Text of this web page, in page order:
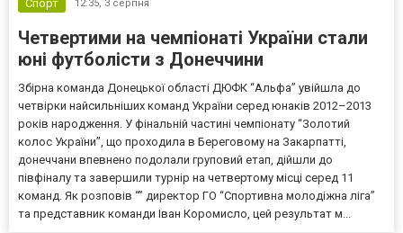
Спорт 12:35, 3 серпня
Четвертими на чемпіонаті України стали
юні футболісти з Донеччини
Збірна команда Донецької області ДЮФК “Альфа” увійшла до
четвірки найсильніших команд України серед юнаків 2012–2013
років народження. У фінальній частині чемпіонату “Золотий
колос України”, що проходила в Береговому на Закарпатті,
донеччани впевнено подолали груповий етап, дійшли до
півфіналу та завершили турнір на четвертому місці серед 11
команд. Як розповів “” директор ГО “Спортивна молодіжна ліга”
та представник команди Іван Коромисло, цей результат м...